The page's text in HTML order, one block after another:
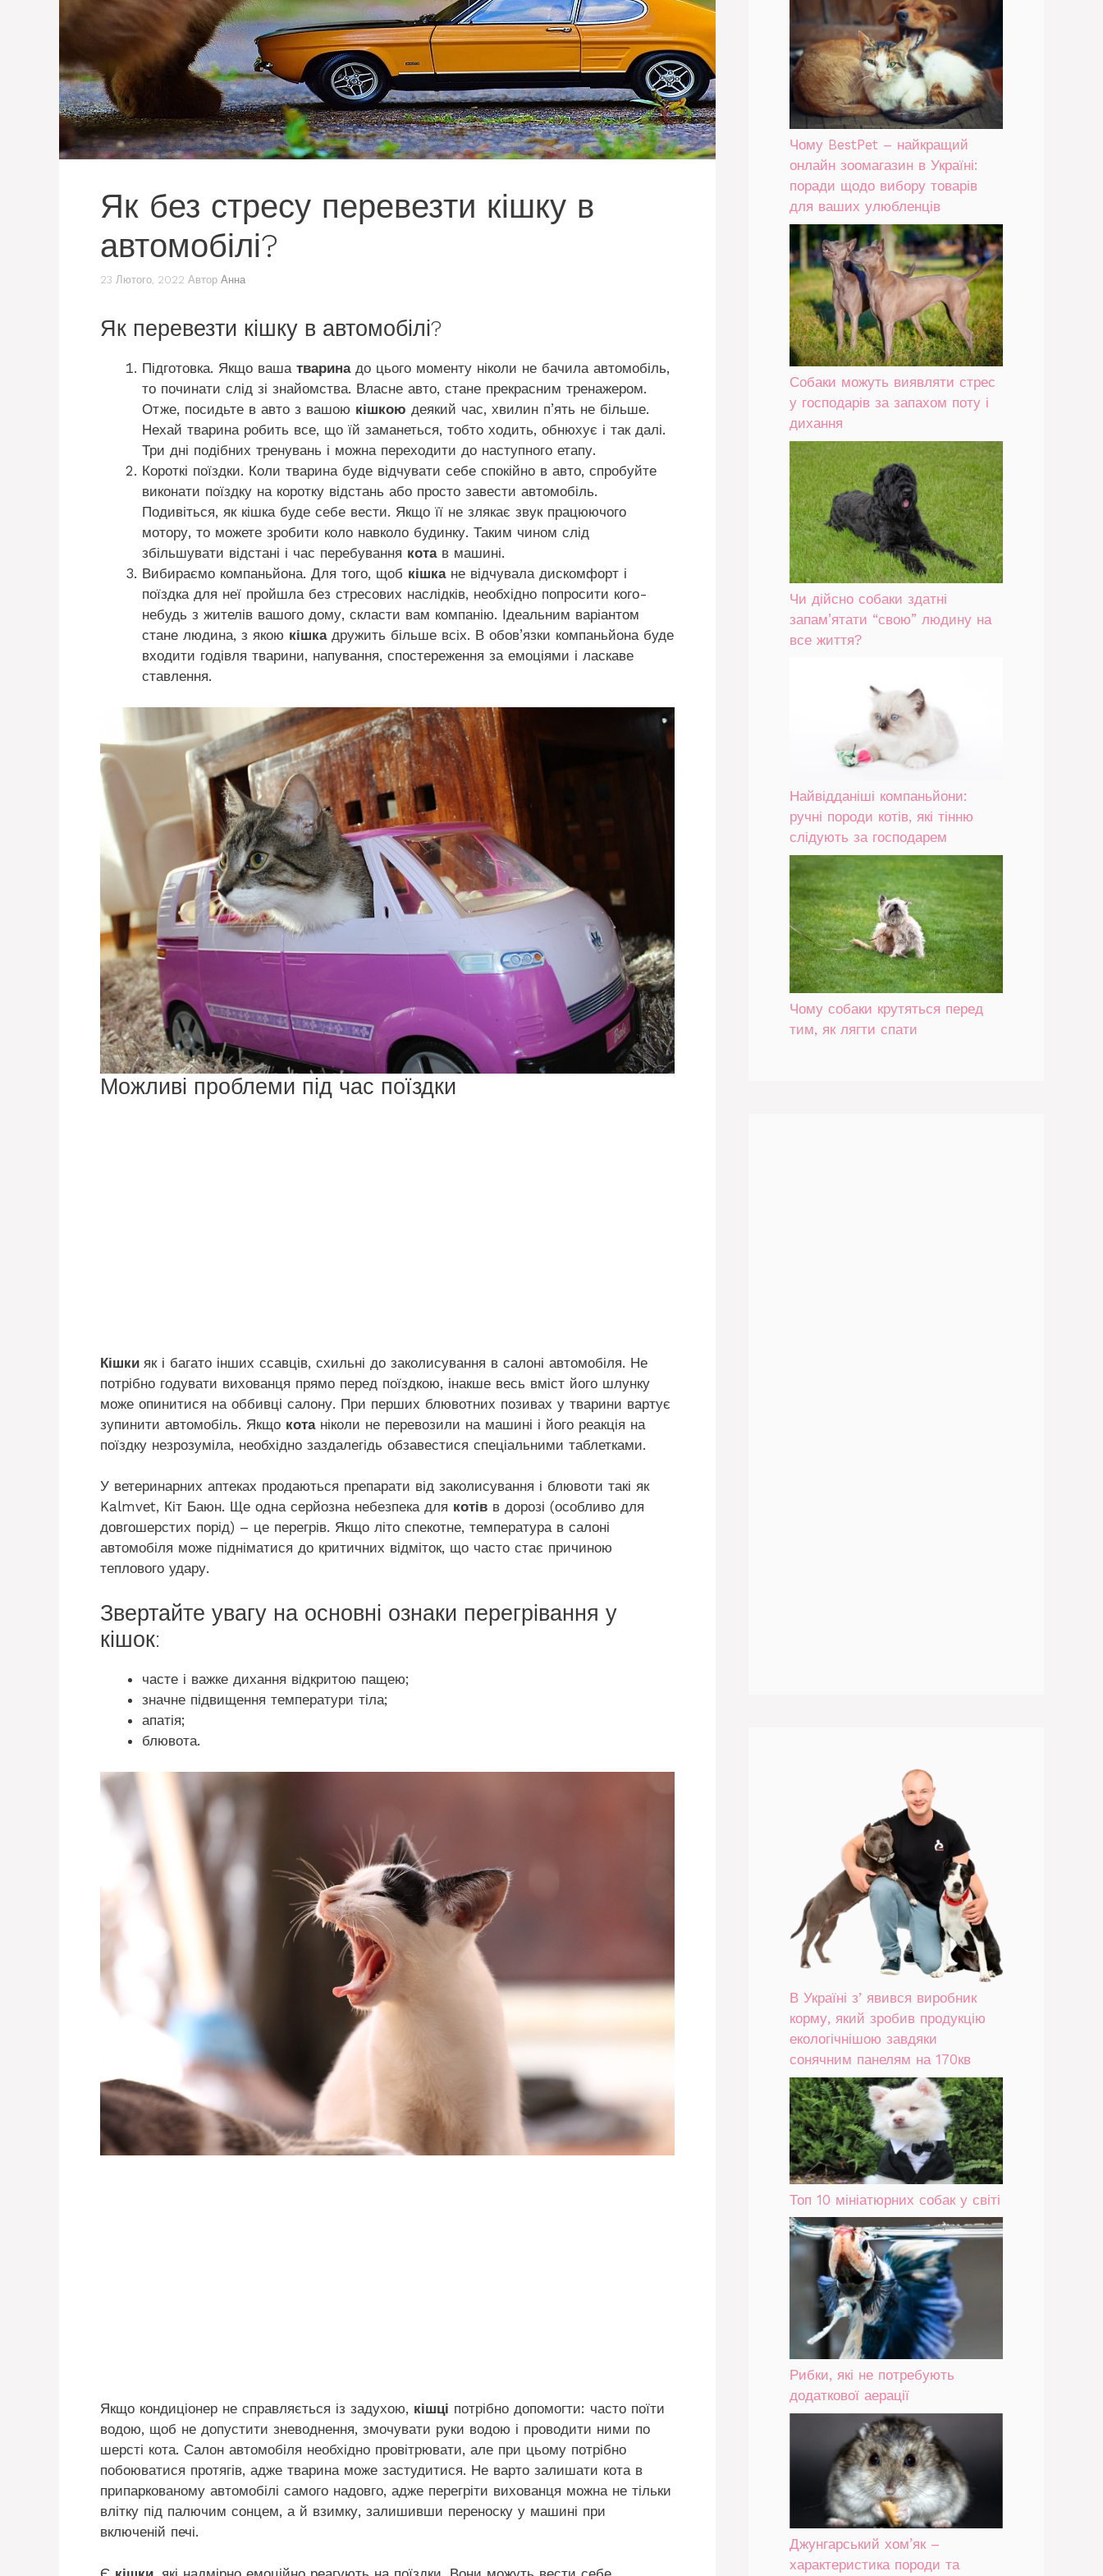
Як без стресу перевезти кішку в
автомобілі?
23 Лютого, 2022 Автор Анна
Як перевезти кішку в автомобілі?
Підготовка. Якщо ваша тваринадо цього моменту ніколи не бачила автомобіль,
то починати слід зі знайомства. Власне авто, стане прекрасним тренажером.
Отже, посидьте в авто з вашою кішкою деякий час, хвилин п’ять не більше.
Нехай тварина робить все, що їй заманеться, тобто ходить, обнюхує і так далі.
Три дні подібних тренувань і можна переходити до наступного етапу.
Короткі поїздки. Коли тварина буде відчувати себе спокійно в авто, спробуйте
виконати поїздку на коротку відстань або просто завести автомобіль.
Подивіться, як кішка буде себе вести. Якщо її не злякає звук працюючого
мотору, то можете зробити коло навколо будинку. Таким чином слід
збільшувати відстані і час перебування котав машині.
Вибираємо компаньйона. Для того, щоб кішкане відчувала дискомфорт і
поїздка для неї пройшла без стресових наслідків, необхідно попросити кого-
небудь з жителів вашого дому, скласти вам компанію. Ідеальним варіантом
стане людина, з якою кішкадружить більше всіх. В обов’язки компаньйона буде
входити годівля тварини, напування, спостереження за емоціями і ласкаве
ставлення.
Можливі проблеми під час поїздки
Кішки як і багато інших ссавців, схильні до заколисування в салоні автомобіля. Не
потрібно годувати вихованця прямо перед поїздкою, інакше весь вміст його шлунку
може опинитися на оббивці салону. При перших блювотних позивах у тварини вартує
зупинити автомобіль. Якщо котаніколи не перевозили на машині і його реакція на
поїздку незрозуміла, необхідно заздалегідь обзавестися спеціальними таблетками.
У ветеринарних аптеках продаються препарати від заколисування і блювоти такі як
Kalmvеt, Кіт Баюн. Ще одна серйозна небезпека для котів в дорозі (особливо для
довгошерстих порід) – це перегрів. Якщо літо спекотне, температура в салоні
автомобіля може підніматися до критичних відміток, що часто стає причиною
теплового удару.
Звертайте увагу на основні ознаки перегрівання у
кішок:
часте і важке дихання відкритою пащею;
значне підвищення температури тіла;
апатія;
блювота.
Якщо кондиціонер не справляється із задухою, кішці потрібно допомогти: часто поїти
водою, щоб не допустити зневоднення, змочувати руки водою і проводити ними по
шерсті кота. Салон автомобіля необхідно провітрювати, але при цьому потрібно
побоюватися протягів, адже тварина може застудитися. Не варто залишати кота в
припаркованому автомобілі самого надовго, адже перегріти вихованця можна не тільки
влітку під палючим сонцем, а й взимку, залишивши переноску у машині при
включеній печі.
Чому BestPet – найкращий
онлайн зоомагазин в Україні:
поради щодо вибору товарів
для ваших улюбленців
Собаки можуть виявляти стрес
у господарів за запахом поту і
дихання
Чи дійсно собаки здатні
запам’ятати “свою” людину на
все життя?
Найвідданіші компаньйони:
ручні породи котів, які тінню
слідують за господарем
Чому собаки крутяться перед
тим, як лягти спати
В Україні зʼявився виробник
корму, який зробив продукцію
екологічнішою завдяки
сонячним панелям на 170кв
Топ 10 мініатюрних собак у світі
Рибки, які не потребують
додаткової аерації
Джунгарський хом’як –
характеристика породи та